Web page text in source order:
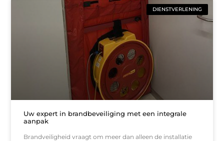
DIENSTVERLENING
Uw expert in brandbeveiliging met een integrale
aanpak
Brandveiligheid vraagt om meer dan alleen de installatie